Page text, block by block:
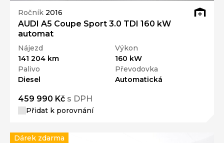
Ročník 2016
AUDI A5 Coupe Sport 3.0 TDI 160 kW
automat
Nájezd
141 204 km
Výkon
160 kW
Palivo
Diesel
Převodovka
Automatická
459 990 Kč s DPH
Přidat k porovnání
Dárek zdarma